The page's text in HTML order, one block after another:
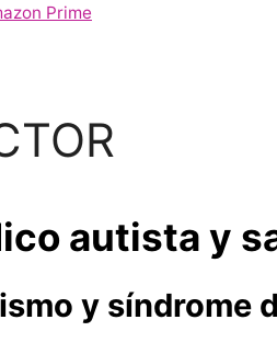
Prime
autista y
y síndrome